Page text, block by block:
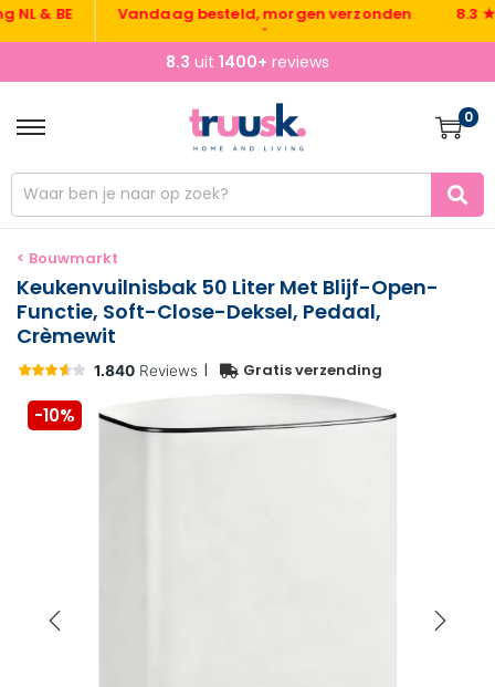
BE Vandaag besteld, morgen verzonden 8.3 ★ uit
8.3 uit 1400+ reviews
0
< Bouwmarkt
Keukenvuilnisbak 50 Liter Met Blijf-Open-
Functie, Soft-Close-Deksel, Pedaal,
Crèmewit
| Gratis verzending
-10%